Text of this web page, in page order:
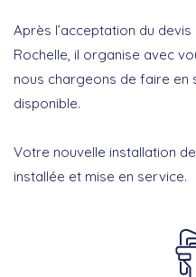
Après l’acceptation du
Rochelle, il organise avec
nous chargeons de faire en
disponible.
Votre nouvelle installation
installée et mise en service.